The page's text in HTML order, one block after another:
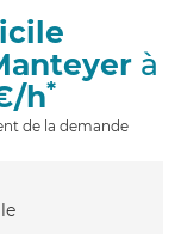
i
à
h*
de la demande